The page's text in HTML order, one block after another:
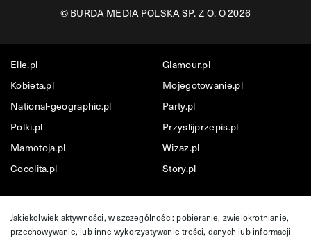
©BURDA MEDIA POLSKA SP. Z O. O 2026
Elle.pl
Glamour.pl
Kobieta.pl
Mojegotowanie.pl
National-geographic.pl
Party.pl
Polki.pl
Przyslijprzepis.pl
Mamotoja.pl
Wizaz.pl
Cocolita.pl
Story.pl
Jakiekolwiek aktywności, w szczególności: pobieranie, zwielokrotnianie,
przechowywanie, lub inne wykorzystywanie treści, danych lub informacji